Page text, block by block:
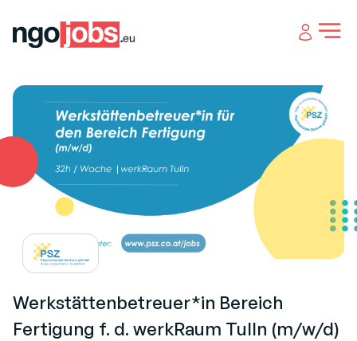
Open
Werkstättenbetreuer*in Bereich
Fertigung f. d. werkRaum Tulln (m/w/d)